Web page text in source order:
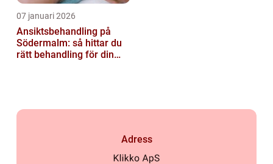
07 januari 2026
Ansiktsbehandling på
Södermalm: så hittar du
rätt behandling för din
Adress